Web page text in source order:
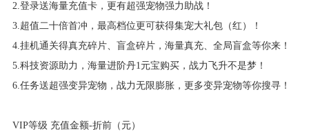
2.登录送海量充值卡，更有超强宠物强力助战！
3.超值二十倍首冲，最高档位更可获得集宠大礼包（红）！
4.挂机通关得真充碎片、盲盒碎片，海量真充、全局盲盒等你来！
5.科技资源助力，海量进阶丹1元宝购买，战力飞升不是梦！
6.任务送超强变异宠物，战力无限膨胀，更多变异宠物等你搜寻！
VIP等级 充值金额-折前（元）